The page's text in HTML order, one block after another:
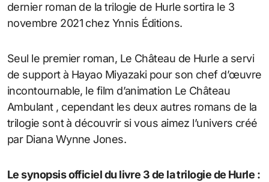
dernier roman de la trilogie de Hurle sortira le 3
novembre 2021 chez Ynnis Éditions.
Seul le premier roman, Le Château de Hurle a servi
de support à Hayao Miyazaki pour son chef d’œuvre
incontournable, le film d’animation Le Château
Ambulant , cependant les deux autres romans de la
trilogie sont à découvrir si vous aimez l’univers créé
par Diana Wynne Jones.
Le synopsis officiel du livre 3 de la trilogie de Hurle :